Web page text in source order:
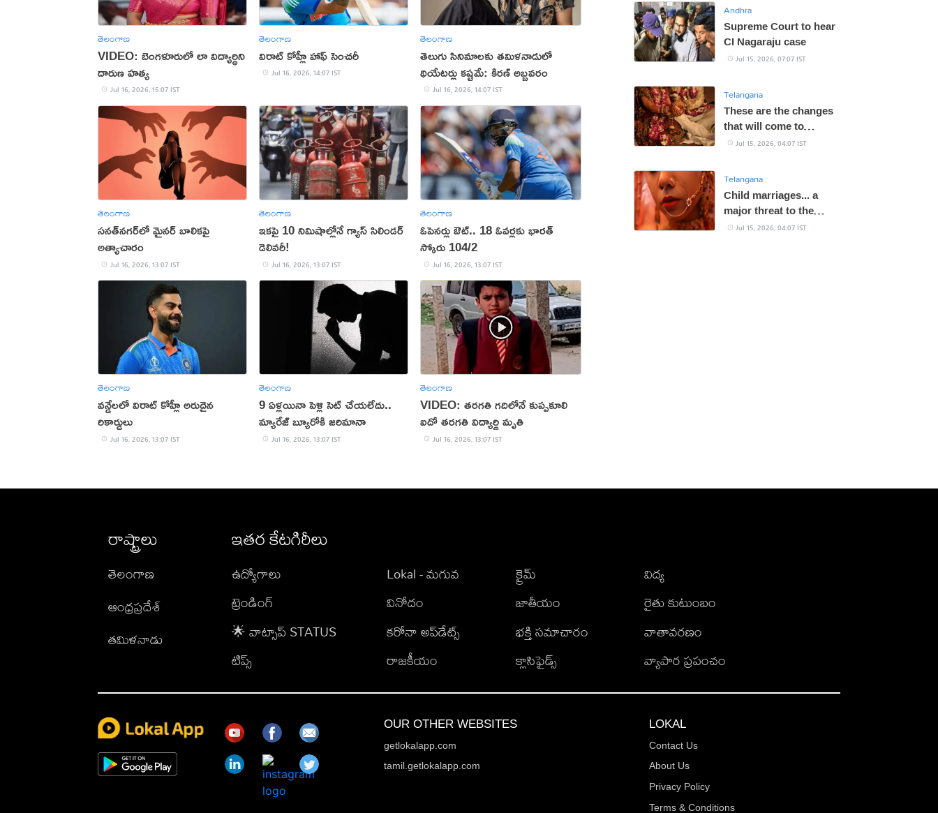
తెలంగాణ
VIDEO: బెంగళూరులో లా విద్యార్థిని
దారుణ హత్య
Jul 16, 2026, 15:07 IST
తెలంగాణ
విరాట్ కోహ్లీ హాఫ్ సెంచరీ
Jul 16, 2026, 14:07 IST
తెలంగాణ
తెలుగు సినిమాలకు తమిళనాడులో
థియేటర్లు కష్టమే: కిరణ్ అబ్బవరం
Jul 16, 2026, 14:07 IST
తెలంగాణ
సనత్‌నగర్‌లో మైనర్‌ బాలికపై
అత్యాచారం
Jul 16, 2026, 13:07 IST
తెలంగాణ
ఇకపై 10 నిమిషాల్లోనే గ్యాస్ సిలిండర్
డెలివరీ!
Jul 16, 2026, 13:07 IST
తెలంగాణ
ఓపెనర్లు ఔట్‌.. 18 ఓవర్లకు భారత్‌
స్కోరు 104/2
Jul 16, 2026, 13:07 IST
తెలంగాణ
వన్డేలలో విరాట్ కోహ్లీ అరుదైన
రికార్డులు
Jul 16, 2026, 13:07 IST
తెలంగాణ
9 ఏళ్లయినా పెళ్లి సెట్ చేయలేదు..
మ్యారేజ్ బ్యూరోకి జరిమానా
Jul 16, 2026, 13:07 IST
తెలంగాణ
VIDEO: తరగతి గదిలోనే కుప్పకూలి
ఐదో తరగతి విద్యార్థి మృతి
Jul 16, 2026, 13:07 IST
Andhra
Supreme Court to hear
CI Nagaraju case
Jul 15, 2026, 07:07 IST
Telangana
These are the changes
that will come to
society if the marriage
increased!
Jul 15, 2026, 04:07 IST
Telangana
Child marriages... a
major threat to the
future of girls
Jul 15, 2026, 04:07 IST
రాష్ట్రాలు
తెలంగాణ
ఆంధ్రప్రదేశ్
తమిళనాడు
ఇతర కేటగిరీలు
ఉద్యోగాలు
ట్రెండింగ్
🌟 వాట్సాప్ STATUS
టిప్స్
Lokal - మగువ
వినోదం
కరోనా అప్‌డేట్స్
రాజకీయం
క్రైమ్
జాతీయం
భక్తి సమాచారం
క్లాసిఫైడ్స్
విద్య
రైతు కుటుంబం
వాతావరణం
వ్యాపార ప్రపంచం
OUR OTHER WEBSITES
getlokalapp.com
tamil.getlokalapp.com
LOKAL
Contact Us
About Us
Privacy Policy
Terms & Conditions